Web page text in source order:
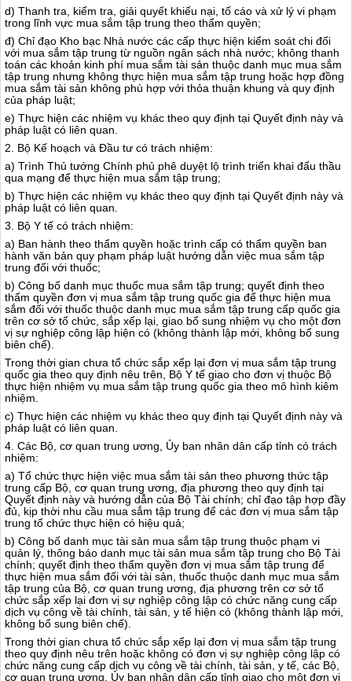
d) Thanh tra, kiểm tra, giải quyết khiếu nại, tố cáo và xử lý vi phạm
trong lĩnh vực mua sắm tập trung theo thẩm quyền;
đ) Chỉ đạo Kho bạc Nhà nước các cấp thực hiện kiểm soát chi đối
với mua sắm tập trung từ nguồn ngân sách nhà nước; không thanh
toán các khoản kinh phí mua sắm tài sản thuộc danh mục mua sắm
tập trung nhưng không thực hiện mua sắm tập trung hoặc hợp đồng
mua sắm tài sản không phù hợp với thỏa thuận khung và quy định
của pháp luật;
e) Thực hiện các nhiệm vụ khác theo quy định tại Quyết định này và
pháp luật có liên quan.
2. Bộ Kế hoạch và Đầu tư có trách nhiệm:
a) Trình Thủ tướng Chính phủ phê duyệt lộ trình triển khai đấu thầu
qua mạng để thực hiện mua sắm tập trung;
b) Thực hiện các nhiệm vụ khác theo quy định tại Quyết định này và
pháp luật có liên quan.
3. Bộ Y tế có trách nhiệm:
a) Ban hành theo thẩm quyền hoặc trình cấp có thẩm quyền ban
hành văn bản quy phạm pháp luật hướng dẫn việc mua sắm tập
trung đối với thuốc;
b) Công bố danh mục thuốc mua sắm tập trung; quyết định theo
thẩm quyền đơn vị mua sắm tập trung quốc gia để thực hiện mua
sắm đối với thuốc thuộc danh mục mua sắm tập trung cấp quốc gia
trên cơ sở tổ chức, sắp xếp lại, giao bổ sung nhiệm vụ cho một đơn
vị sự nghiệp công lập hiện có (không thành lập mới, không bổ sung
biên chế).
Trong thời gian chưa tổ chức sắp xếp lại đơn vị mua sắm tập trung
quốc gia theo quy định nêu trên, Bộ Y tế giao cho đơn vị thuộc Bộ
thực hiện nhiệm vụ mua sắm tập trung quốc gia theo mô hình kiêm
nhiệm.
c) Thực hiện các nhiệm vụ khác theo quy định tại Quyết định này và
pháp luật có liên quan.
4. Các Bộ, cơ quan trung ương, Ủy ban nhân dân cấp tỉnh có trách
nhiệm:
a) Tổ chức thực hiện việc mua sắm tài sản theo phương thức tập
trung cấp Bộ, cơ quan trung ương, địa phương theo quy định tại
Quyết định này và hướng dẫn của Bộ Tài chính; chỉ đạo tập hợp đầy
đủ, kịp thời nhu cầu mua sắm tập trung để các đơn vị mua sắm tập
trung tổ chức thực hiện có hiệu quả;
b) Công bố danh mục tài sản mua sắm tập trung thuộc phạm vi
quản lý, thông báo danh mục tài sản mua sắm tập trung cho Bộ Tài
chính; quyết định theo thẩm quyền đơn vị mua sắm tập trung để
thực hiện mua sắm đối với tài sản, thuốc thuộc danh mục mua sắm
tập trung của Bộ, cơ quan trung ương, địa phương trên cơ sở tổ
chức sắp xếp lại đơn vị sự nghiệp công lập có chức năng cung cấp
dịch vụ công về tài chính, tài sản, y tế hiện có (không thành lập mới,
không bổ sung biên chế).
Trong thời gian chưa tổ chức sắp xếp lại đơn vị mua sắm tập trung
theo quy định nêu trên hoặc không có đơn vị sự nghiệp công lập có
chức năng cung cấp dịch vụ công về tài chính, tài sản, y tế, các Bộ,
cơ quan trung ương, Ủy ban nhân dân cấp tỉnh giao cho một đơn vị